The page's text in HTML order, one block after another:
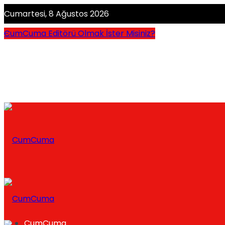
Cumartesi, 8 Ağustos 2026
CumCuma Editörü Olmak İster Misiniz?